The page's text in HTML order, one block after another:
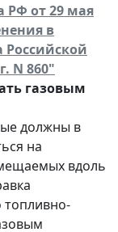
РФ от 29 мая
в
Российской
N 860"
газовым
должны в
на
вдоль
топливно-